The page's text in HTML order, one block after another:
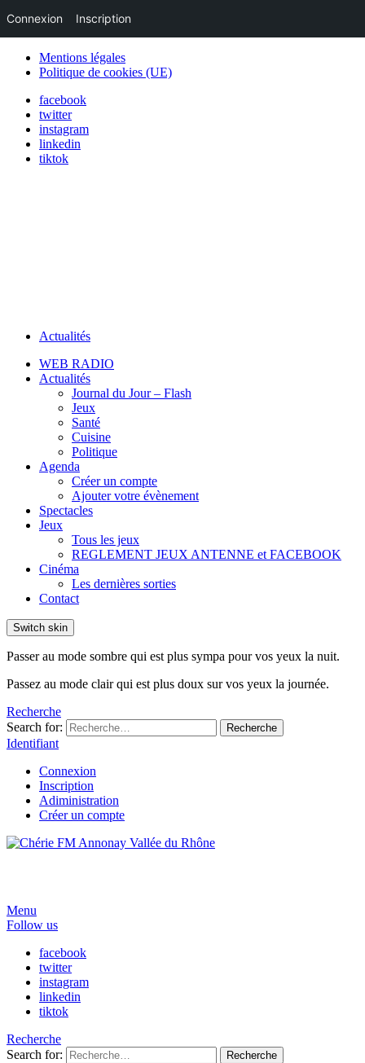
Mentions légales
Politique de cookies (UE)
facebook
twitter
instagram
linkedin
tiktok
Actualités
WEB RADIO
Actualités
Journal du Jour – Flash
Jeux
Santé
Cuisine
Politique
Agenda
Créer un compte
Ajouter votre évènement
Spectacles
Jeux
Tous les jeux
REGLEMENT JEUX ANTENNE et FACEBOOK
Cinéma
Les dernières sorties
Contact
Switch skin
Passer au mode sombre qui est plus sympa pour vos yeux la nuit.
Passez au mode clair qui est plus doux sur vos yeux la journée.
Recherche
Search for:
Recherche
Identifiant
Connexion
Inscription
Adiministration
Créer un compte
Menu
Follow us
facebook
twitter
instagram
linkedin
tiktok
Recherche
Search for:
Recherche
Connexion Inscription